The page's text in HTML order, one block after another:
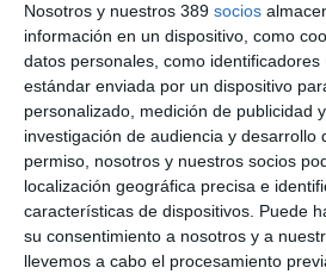
Nosotros y nuestros 389 socios
información en un dispositivo, como
datos personales, como identificadores
estándar enviada por un dispositivo
personalizado, medición de publicidad
investigación de audiencia y desarrollo
permiso, nosotros y nuestros socios
localización geográfica precisa e
características de dispositivos. Puede
su consentimiento a nosotros y a
llevemos a cabo el procesamiento
Si quiere recibir diariamente y GRATIS
LO ÚLTIMO
Debate profesional: ¿el incendio de
de la circulación?
Por aquí pasan los planes de Mapfre
en beneficio…y la principal amenaza